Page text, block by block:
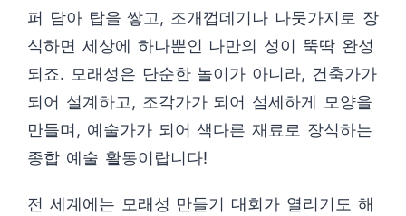
퍼 담아 탑을 쌓고, 조개껍데기나 나뭇가지로 장
식하면 세상에 하나뿐인 나만의 성이 뚝딱 완성
되죠. 모래성은 단순한 놀이가 아니라, 건축가가
되어 설계하고, 조각가가 되어 섬세하게 모양을
만들며, 예술가가 되어 색다른 재료로 장식하는
종합 예술 활동이랍니다!
전 세계에는 모래성 만들기 대회가 열리기도 해